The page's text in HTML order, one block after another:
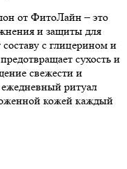
от ФитоЛайн – это
и защиты для
с глицерином и
сухость и
свежести и
ритуал
кожей каждый